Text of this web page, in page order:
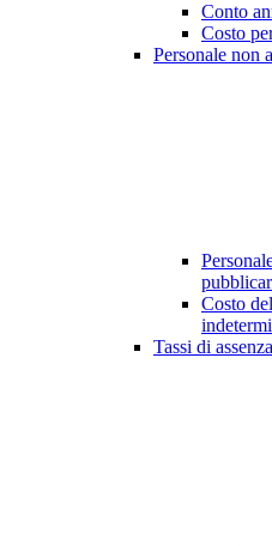
Conto
Costo
Personale non
Costo
Tassi di assenza